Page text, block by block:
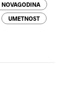
NOVAGODINA
UMETNOST